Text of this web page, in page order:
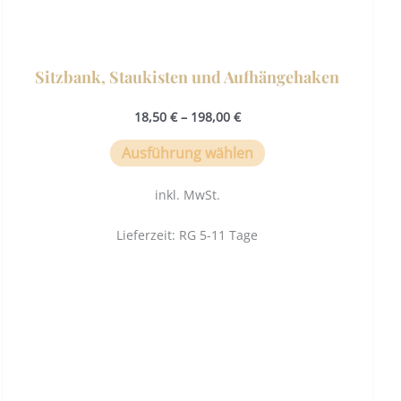
Sitzbank, Staukisten und Aufhängehaken
18,50 €– 198,00 €
Ausführung wählen
inkl. MwSt.
Lieferzeit: RG 5-11 Tage